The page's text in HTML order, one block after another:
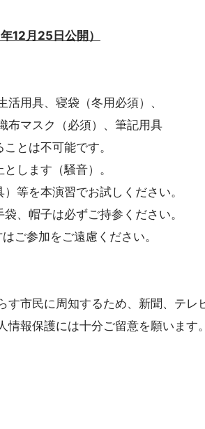
12月25日公開）
用具、寝袋（冬用必須）、
布マスク（必須）、筆記用具
とは不可能です。
します（騒音）。
等を本演習でお試しください。
、帽子は必ずご持参ください。
参加をご遠慮ください。
市民に周知するため、新聞、テレ
報保護には十分ご留意を願います。